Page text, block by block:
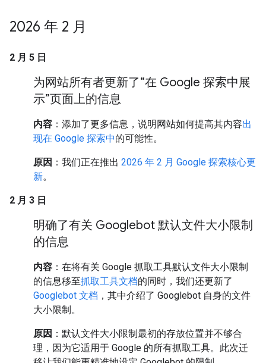
2026 年 2 月
2 月 5 日
为网站所有者更新了“在 Google 探索中展
示”页面上的信息
内容 ：添加了更多信息，说明网站如何提高其内容出
现在 Google 探索中的可能性。
原因 ：我们正在推出 2026 年 2 月 Google 探索核心更
新。
2 月 3 日
明确了有关 Googlebot 默认文件大小限制
的信息
内容 ：在将有关 Google 抓取工具默认文件大小限制
的信息移至抓取工具文档的同时，我们还更新了
Googlebot 文档 ，其中介绍了 Googlebot 自身的文件
大小限制。
原因 ：默认文件大小限制最初的存放位置并不够合
理，因为它适用于 Google 的所有抓取工具。此次迁